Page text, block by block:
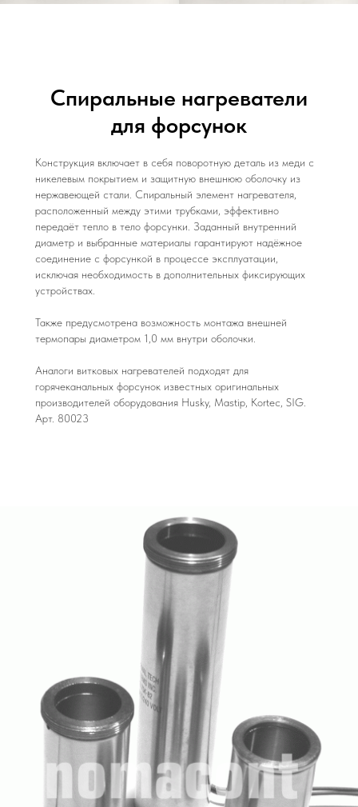
Cпиральные нагреватели
для форсунок
Конструкция включает в себя поворотную деталь из меди с
никелевым покрытием и защитную внешнюю оболочку из
нержавеющей стали. Спиральный элемент нагревателя,
расположенный между этими трубками, эффективно
передаёт тепло в тело форсунки. Заданный внутренний
диаметр и выбранные материалы гарантируют надёжное
соединение с форсункой в процессе эксплуатации,
исключая необходимость в дополнительных фиксирующих
устройствах.
Также предусмотрена возможность монтажа внешней
термопары диаметром 1,0 мм внутри оболочки.
Аналоги витковых нагревателей подходят для
горячеканальных форсунок известных оригинальных
производителей оборудования Husky, Mastip, Kortec, SIG.
Арт. 80023